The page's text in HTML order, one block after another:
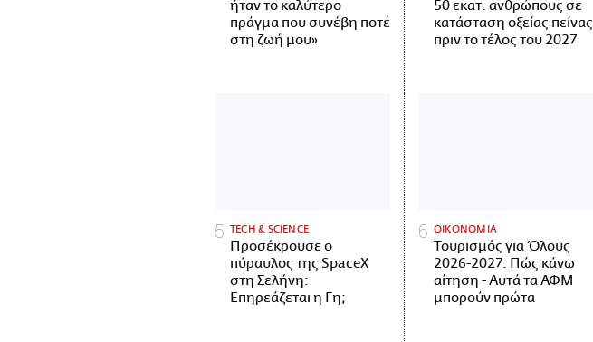
ήταν το καλύτερο
πράγμα που συνέβη ποτέ
στη ζωή μου»
50 εκατ. ανθρώπους σε
κατάσταση οξείας πείνας
πριν το τέλος του 2027
ΤECH & SCIENCE
Προσέκρουσε ο
πύραυλος της SpaceX
στη Σελήνη:
Επηρεάζεται η Γη;
ΟΙΚΟΝΟΜΙΑ
Τουρισμός για Όλους
2026-2027: Πώς κάνω
αίτηση - Αυτά τα ΑΦΜ
μπορούν πρώτα